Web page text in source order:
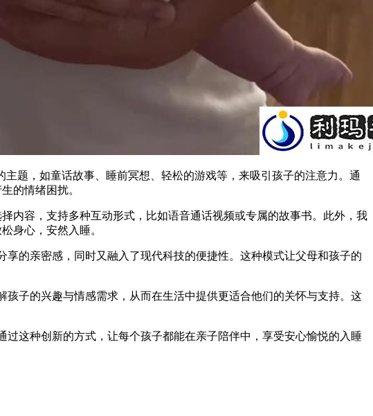
题，如童话故事、睡前冥想、轻松的游戏等，来吸引孩子的注意力。通
的情绪困扰。
内容，支持多种互动形式，比如语音通话视频或专属的故事书。此外，我
身心，安然入睡。
的亲密感，同时又融入了现代科技的便捷性。这种模式让父母和孩子的
子的兴趣与情感需求，从而在生活中提供更适合他们的关怀与支持。这
这种创新的方式，让每个孩子都能在亲子陪伴中，享受安心愉悦的入睡